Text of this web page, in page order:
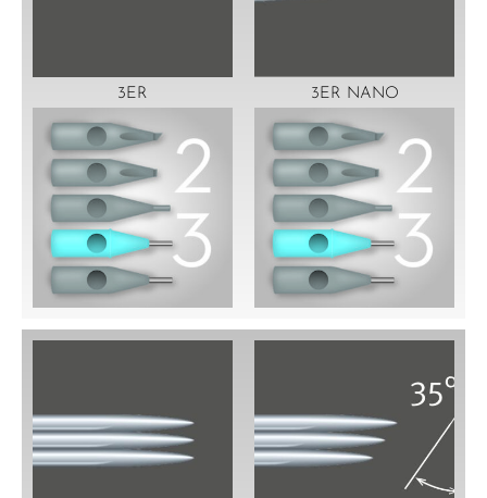
3ER 3ER NANO